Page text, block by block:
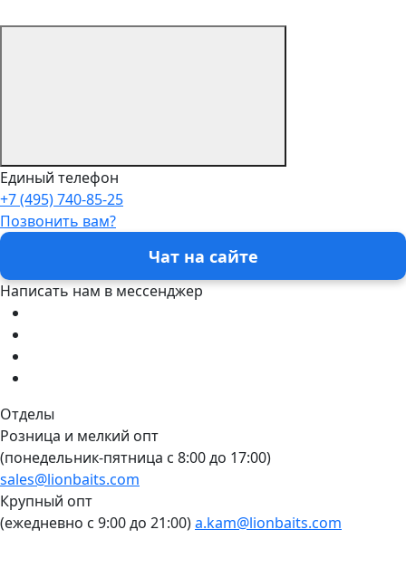
Единый телефон
+7 (495) 740-85-25
Позвонить вам?
Чат на сайте
Написать нам в мессенджер
Отделы
Розница и мелкий опт
(понедельник-пятница c 8:00 до 17:00)
sales@lionbaits.com
Крупный опт
(ежедневно с 9:00 до 21:00)a.kam@lionbaits.com